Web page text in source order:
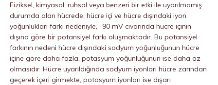
Fiziksel, kimyasal, ruhsal veya benzeri bir etki ile uyarılmamış
durumda olan hücrede, hücre içi ve hücre dışındaki iyon
yoğunlukları farkı nedeniyle, -90 mV civarında hücre içinin
dışına göre bir potansiyel farkı oluşmaktadır. Bu potansiyel
farkının nedeni hücre dışındaki sodyum yoğunluğunun hücre
içine göre daha fazla, potasyum yoğunluğunun ise daha az
olmasıdır. Hücre uyarıldığında sodyum iyonları hücre zarından
geçerek içeri girmekte, potasyum iyonları ise dışarı